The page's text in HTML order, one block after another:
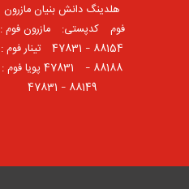
هلدینگ دانش بنیان مازرون
فوم ⠀کدپستی: ⠀مازرون فوم :
88154 – 47831 ⠀تینار فوم :
88188 – 47831⠀ پویا فوم :
88149 – 47831